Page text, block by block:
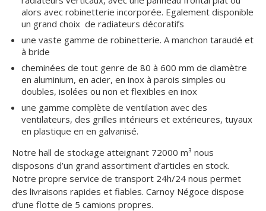
alors avec robinetterie incorporée. Egalement disponible
un grand choix de radiateurs décoratifs
une vaste gamme de robinetterie. A manchon taraudé et
à bride
cheminées de tout genre de 80 à 600 mm de diamètre
en aluminium, en acier, en inox à parois simples ou
doubles, isolées ou non et flexibles en inox
une gamme complète de ventilation avec des
ventilateurs, des grilles intérieurs et extérieures, tuyaux
en plastique en en galvanisé.
Notre hall de stockage atteignant 72000 m³ nous
disposons d’un grand assortiment d’articles en stock.
Notre propre service de transport 24h/24 nous permet
des livraisons rapides et fiables. Carnoy Négoce dispose
d’une flotte de 5 camions propres.